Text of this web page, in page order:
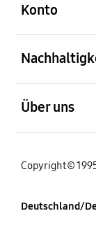
Konto
Über uns
Copyright©
Deutschland/